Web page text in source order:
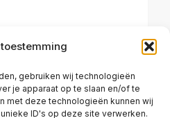
gebruiken wij technologieën
je apparaat op te slaan en/of te
met deze technologieën kunnen wij
ID's op deze site verwerken.